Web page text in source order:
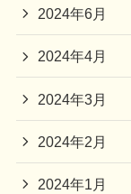
2024年6月
2024年4月
2024年3月
2024年2月
2024年1月